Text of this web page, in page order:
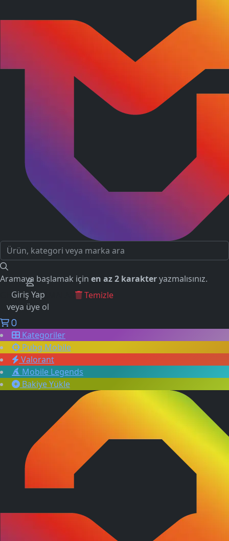
Aramaya başlamak için en az 2 karakteryazmalısınız.
GEÇMİŞ ARAMALAR
Temizle
Giriş Yap
veya üye ol
0
Kategoriler
Pubg Mobile
Valorant
Mobile Legends
Bakiye Yükle